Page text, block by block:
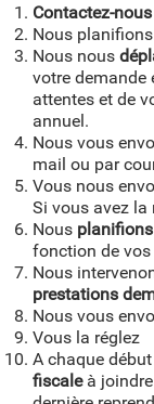
Contactez-
Nous planifions
Nous nous
votre demande
attentes et de
annuel.
Nous vous
mail ou par
Vous nous
Si vous avez la
Nous planifions
fonction de
Nous
prestations
Nous vous
Vous la réglez
A chaque début
fiscale à